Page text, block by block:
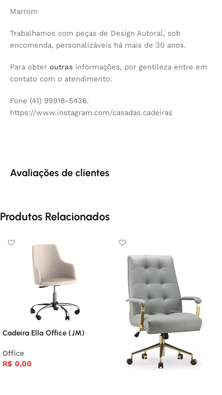
Marrom
Trabalhamos com peças de Design Autoral, sob
encomenda, personalizáveis há mais de 30 anos.
Para obter outras informações, por gentileza entre em
contato com o atendimento.
Fone (41) 99918-5436.
https://www.instagram.com/casadas.cadeiras
Avaliações de clientes
Produtos Relacionados
Cadeira Ella Office (JM)
Office
R$ 0,00